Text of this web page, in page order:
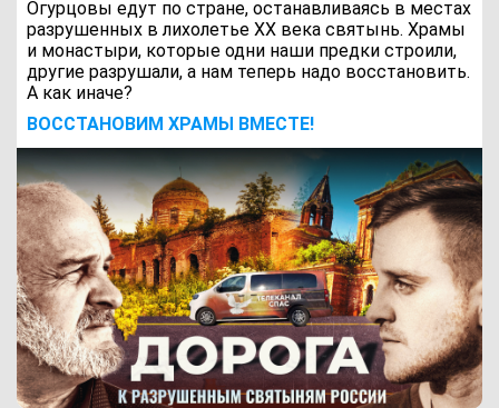
Огурцовы едут по стране, останавливаясь в местах
разрушенных в лихолетье ХХ века святынь. Храмы
и монастыри, которые одни наши предки строили,
другие разрушали, а нам теперь надо восстановить.
А как иначе?
ВОCСТАНОВИМ ХРАМЫ ВМЕСТЕ!